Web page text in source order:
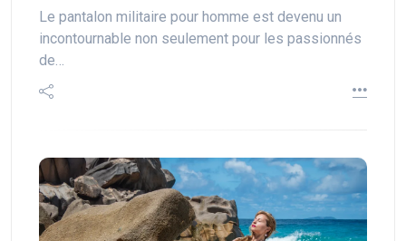
Le pantalon militaire pour homme est devenu un
incontournable non seulement pour les passionnés
de…